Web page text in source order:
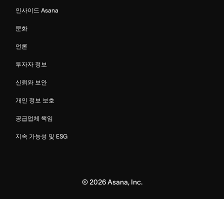
인사이드 Asana
문화
언론
투자자 정보
신뢰와 보안
개인 정보 보호
공급업체 책임
지속 가능성 및 ESG
©2026Asana, Inc.